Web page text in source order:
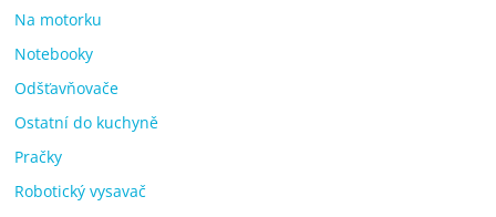
Na motorku
Notebooky
Odšťavňovače
Ostatní do kuchyně
Pračky
Robotický vysavač